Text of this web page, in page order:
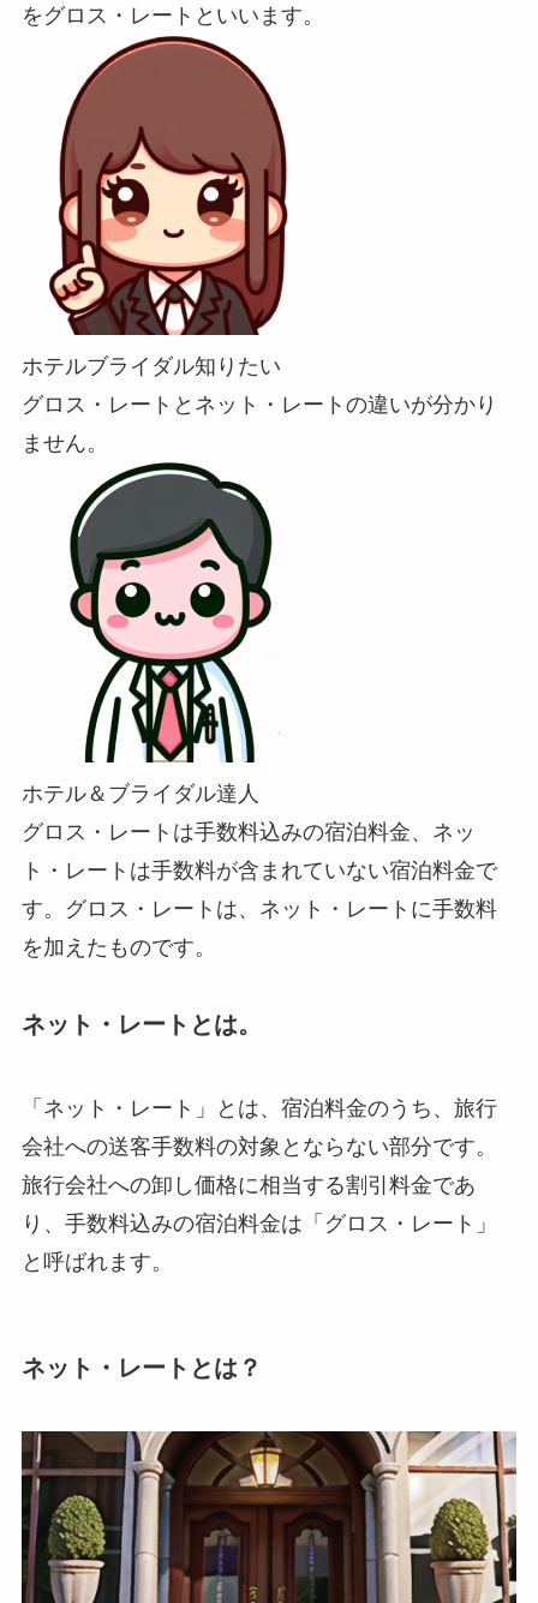
をグロス・レートといいます。
ホテルブライダル知りたい
グロス・レートとネット・レートの違いが分かり
ません。
ホテル＆ブライダル達人
グロス・レートは手数料込みの宿泊料金、ネッ
ト・レートは手数料が含まれていない宿泊料金で
す。グロス・レートは、ネット・レートに手数料
を加えたものです。
ネット・レートとは。
「ネット・レート」とは、宿泊料金のうち、旅行
会社への送客手数料の対象とならない部分です。
旅行会社への卸し価格に相当する割引料金であ
り、手数料込みの宿泊料金は「グロス・レート」
と呼ばれます。
ネット・レートとは？